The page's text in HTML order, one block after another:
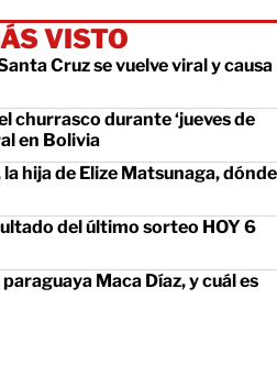
VISTO
Cruz se vuelve viral y causa
churrasco durante ‘jueves de
en Bolivia
hija de Elize Matsunaga, dónde
del último sorteo HOY 6
Maca Díaz, y cuál es